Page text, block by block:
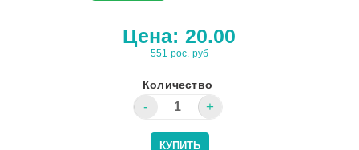
Цена: 20.00
551 рос. руб
Количество